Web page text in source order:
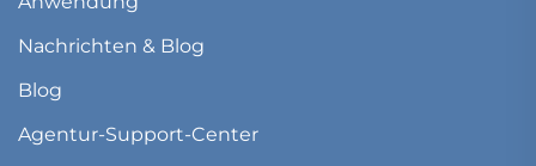
Nachrichten & Blog
Blog
Agentur-Support-Center